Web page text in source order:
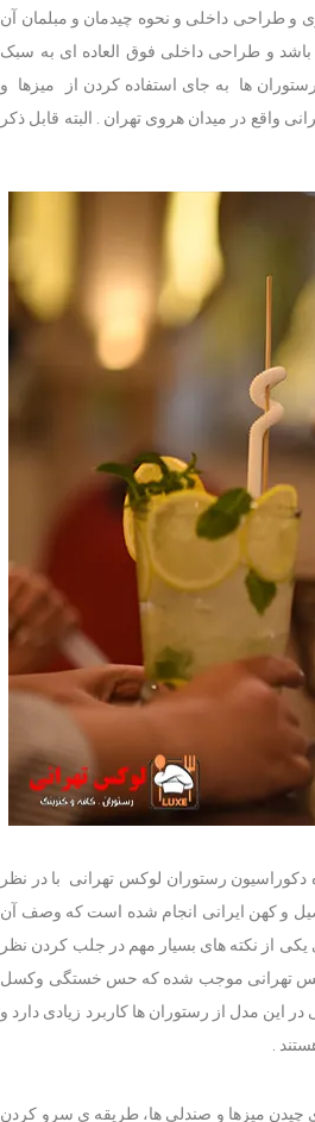
و طراحی داخلی و نحوه چیدمان و مبلمان آن
و طراحی داخلی فوق العاده ای به سبک
ها به جای استفاده کردن از میزها و
واقع در میدان هروی تهران . البته قابل ذکر
رستوران لوکس تهرانی با در نظر
و کهن ایرانی انجام شده است که وصف آن
از نکته ‌های بسیار مهم در جلب کردن نظر
تهرانی موجب شده که حس خستگی وکسل
این مدل از رستوران ها کاربرد زیادی دارد و
.
چیدن میزها و صندلی ها، طریقه ی سرو کردن